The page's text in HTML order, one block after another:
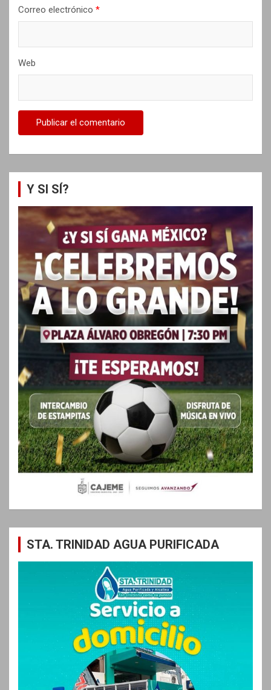
Correo electrónico *
Web
Y SI SÍ?
STA. TRINIDAD AGUA PURIFICADA